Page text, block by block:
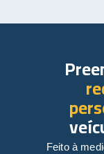
Feito à